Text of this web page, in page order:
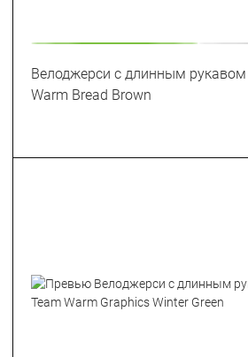
Велоджерси с длинным рукавом
Warm Bread Brown